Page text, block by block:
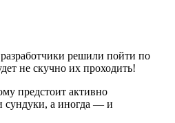
решили пойти по
не скучно их проходить!
предстоит активно
сундуки, а иногда — и